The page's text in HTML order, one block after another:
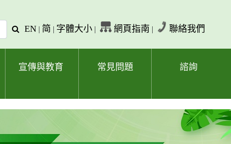
查
字
EN | 简 | 字體大小 | 網頁指南 | 聯絡我們
宣傳與教育 常見問題 諮詢